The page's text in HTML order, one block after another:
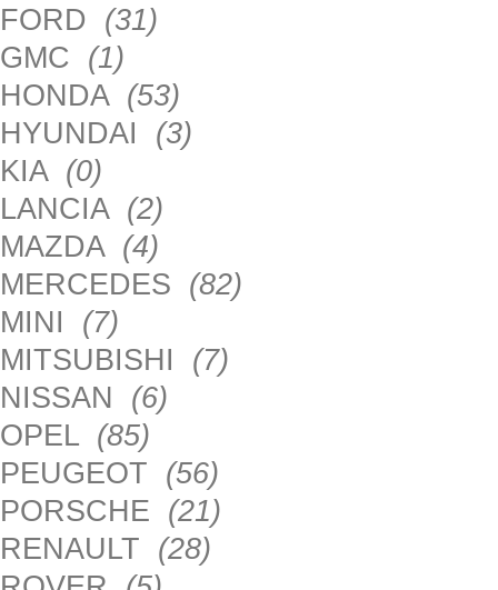
FORD (31)
GMC (1)
HONDA (53)
HYUNDAI (3)
KIA (0)
LANCIA (2)
MAZDA (4)
MERCEDES (82)
MINI (7)
MITSUBISHI (7)
NISSAN (6)
OPEL (85)
PEUGEOT (56)
PORSCHE (21)
RENAULT (28)